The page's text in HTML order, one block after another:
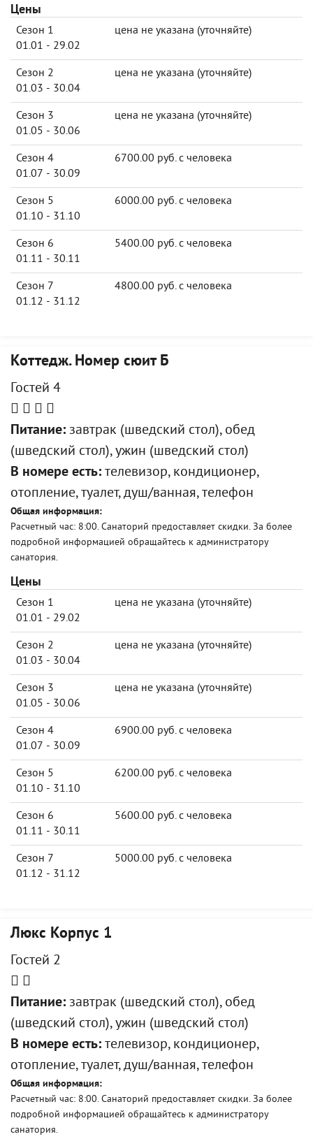
Цены
Сезон 1
01.01 - 29.02
цена не указана (уточняйте)
Сезон 2
01.03 - 30.04
цена не указана (уточняйте)
Сезон 3
01.05 - 30.06
цена не указана (уточняйте)
Сезон 4
01.07 - 30.09
6700.00 руб. с человека
Сезон 5
01.10 - 31.10
6000.00 руб. с человека
Сезон 6
01.11 - 30.11
5400.00 руб. с человека
Сезон 7
01.12 - 31.12
4800.00 руб. с человека
Коттедж. Номер сюит Б
Гостей 4
Питание: завтрак (шведский стол), обед
(шведский стол), ужин (шведский стол)
В номере есть: телевизор, кондиционер,
отопление, туалет, душ/ванная, телефон
Общая информация:
Расчетный час: 8:00. Санаторий предоставляет скидки. За более
подробной информацией обращайтесь к администратору
санатория.
Цены
Сезон 1
01.01 - 29.02
цена не указана (уточняйте)
Сезон 2
01.03 - 30.04
цена не указана (уточняйте)
Сезон 3
01.05 - 30.06
цена не указана (уточняйте)
Сезон 4
01.07 - 30.09
6900.00 руб. с человека
Сезон 5
01.10 - 31.10
6200.00 руб. с человека
Сезон 6
01.11 - 30.11
5600.00 руб. с человека
Сезон 7
01.12 - 31.12
5000.00 руб. с человека
Люкс Корпус 1
Гостей 2
Питание: завтрак (шведский стол), обед
(шведский стол), ужин (шведский стол)
В номере есть: телевизор, кондиционер,
отопление, туалет, душ/ванная, телефон
Общая информация:
Расчетный час: 8:00. Санаторий предоставляет скидки. За более
подробной информацией обращайтесь к администратору
санатория.